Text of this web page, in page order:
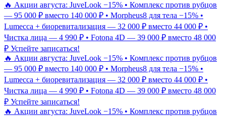
🔥 Акции августа: JuveLook −15% • Комплекс против рубцов
— 95 000 ₽ вместо 140 000 ₽ • Morpheus8 для тела −15% •
Lumecca + биоревитализация — 32 000 ₽ вместо 44 000 ₽ •
Чистка лица — 4 990 ₽ • Fotona 4D — 39 000 ₽ вместо 48 000
₽ Успейте записаться!
🔥 Акции августа: JuveLook −15% • Комплекс против рубцов
— 95 000 ₽ вместо 140 000 ₽ • Morpheus8 для тела −15% •
Lumecca + биоревитализация — 32 000 ₽ вместо 44 000 ₽ •
Чистка лица — 4 990 ₽ • Fotona 4D — 39 000 ₽ вместо 48 000
₽ Успейте записаться!
🔥 Акции августа: JuveLook −15% • Комплекс против рубцов